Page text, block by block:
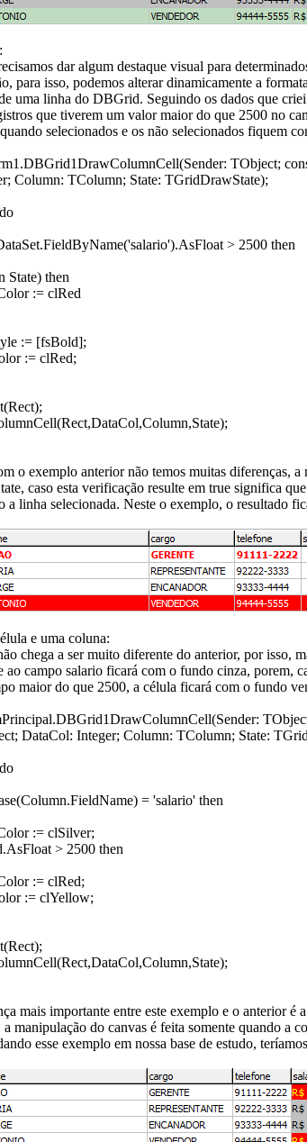
dar algum destaque visual para
para isso, podemos alterar dinamicamente a
uma linha do DBGrid. Seguindo os dados que
que tiverem um valor maior do que 2500 no
selecionados e os não selecionados fiquem
TObject;
Column: TColumn; State: TGridDrawState);
> 2500 then
State) then
:= clRed
:= [fsBold];
:= clRed;
o exemplo anterior não temos muitas diferenças, a
caso esta verificação resulte em true significa
a linha selecionada. Neste o exemplo, o resultado
e uma coluna:
chega a ser muito diferente do anterior, por isso,
ao campo salario ficará com o fundo cinza, porem,
maior do que 2500, a célula ficará com o fundo
DataCol: Integer; Column: TColumn; State:
= 'salario' then
:= clSilver;
> 2500 then
:= clRed;
:= clYellow;
mais importante entre este exemplo e o anterior é
manipulação do canvas é feita somente quando a
esse exemplo em nossa base de estudo,